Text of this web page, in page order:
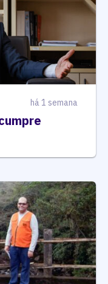
há 1 semana